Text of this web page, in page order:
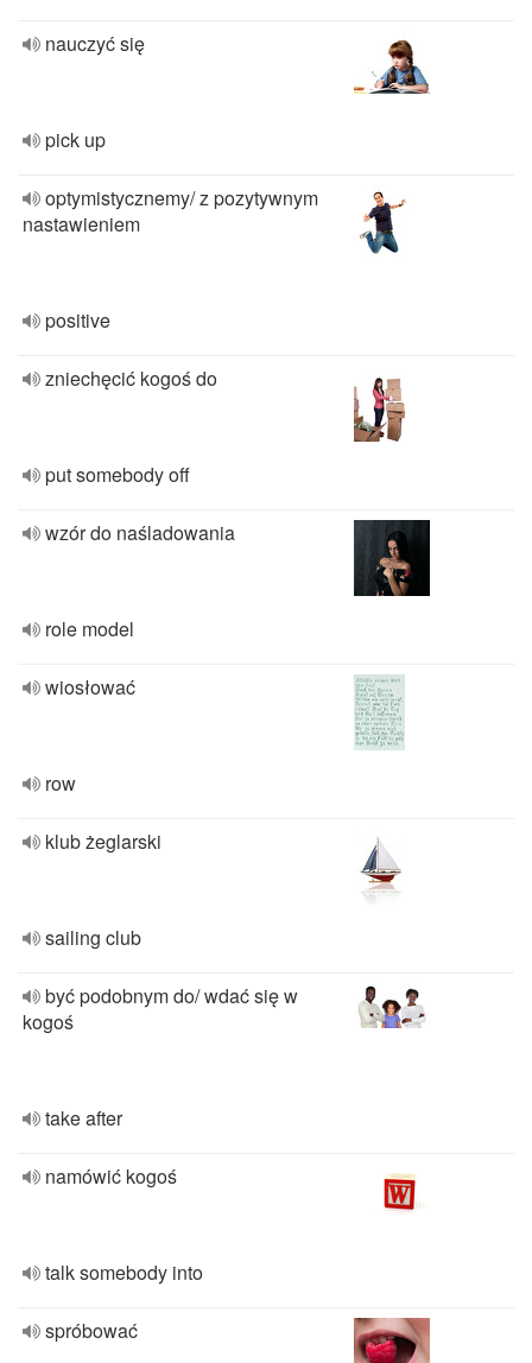
nauczyć się
pick up
optymistycznemy/ z pozytywnym
nastawieniem
positive
zniechęcić kogoś do
put somebody off
wzór do naśladowania
role model
wiosłować
row
klub żeglarski
sailing club
być podobnym do/ wdać się w
kogoś
take after
namówić kogoś
talk somebody into
spróbować